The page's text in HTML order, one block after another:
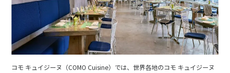
コモ キュイジーヌ（COMO Cuisine）では、世界各地のコモ キュイジーヌ